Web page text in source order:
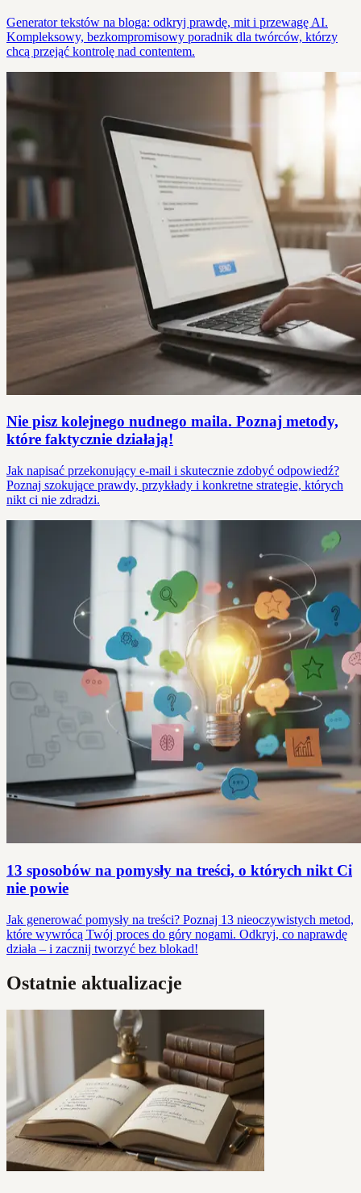
Generator tekstów na bloga: odkryj prawdę, mit i przewagę AI.
Kompleksowy, bezkompromisowy poradnik dla twórców, którzy
chcą przejąć kontrolę nad contentem.
Nie pisz kolejnego nudnego maila. Poznaj metody,
które faktycznie działają!
Jak napisać przekonujący e-mail i skutecznie zdobyć odpowiedź?
Poznaj szokujące prawdy, przykłady i konkretne strategie, których
nikt ci nie zdradzi.
13 sposobów na pomysły na treści, o których nikt Ci
nie powie
Jak generować pomysły na treści? Poznaj 13 nieoczywistych metod,
które wywrócą Twój proces do góry nogami. Odkryj, co naprawdę
działa – i zacznij tworzyć bez blokad!
Ostatnie aktualizacje